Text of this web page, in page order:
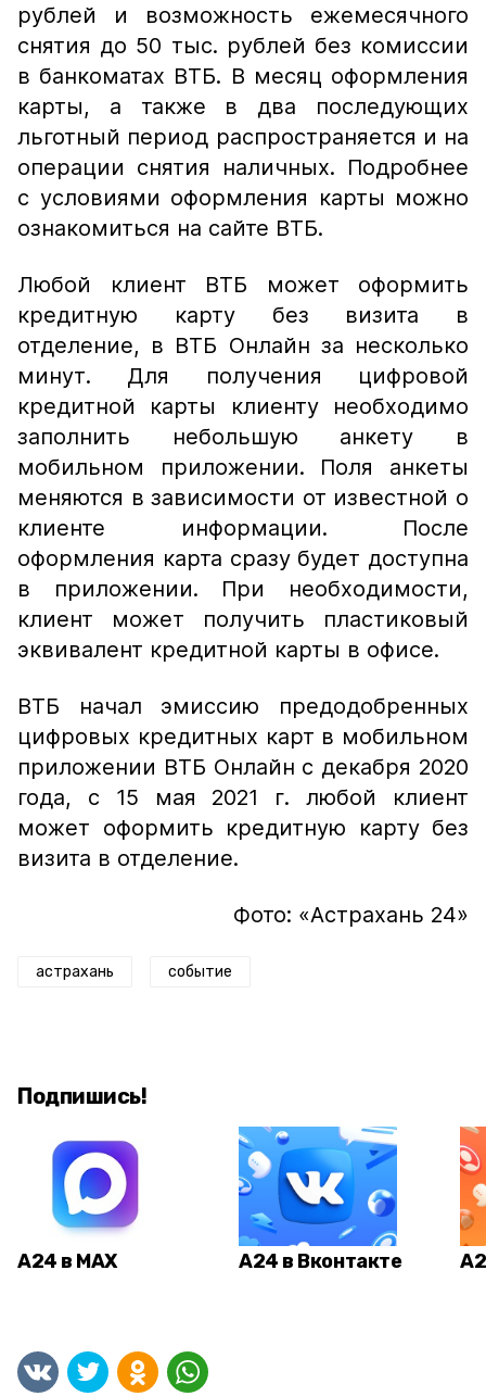
рублей и возможность ежемесячного
снятия до 50 тыс. рублей без комиссии
в банкоматах ВТБ. В месяц оформления
карты, а также в два последующих
льготный период распространяется и на
операции снятия наличных. Подробнее
с условиями оформления карты можно
ознакомиться на сайте ВТБ.
Любой клиент ВТБ может оформить
кредитную карту без визита в
отделение, в ВТБ Онлайн за несколько
минут. Для получения цифровой
кредитной карты клиенту необходимо
заполнить небольшую анкету в
мобильном приложении. Поля анкеты
меняются в зависимости от известной о
клиенте информации. После
оформления карта сразу будет доступна
в приложении. При необходимости,
клиент может получить пластиковый
эквивалент кредитной карты в офисе.
ВТБ начал эмиссию предодобренных
цифровых кредитных карт в мобильном
приложении ВТБ Онлайн с декабря 2020
года, с 15 мая 2021 г. любой клиент
может оформить кредитную карту без
визита в отделение.
Фото: «Астрахань 24»
астрахань событие
Подпишись!
А24 в MAX А24 в Вконтакте